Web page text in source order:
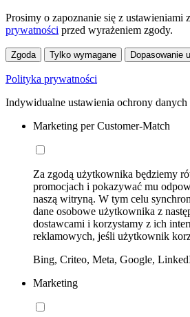
Prosimy o zapoznanie się z ustawieniami
prywatności przed wyrażeniem zgody.
Zgoda Tylko wymagane Dopasowanie
Polityka prywatności
Indywidualne ustawienia ochrony danych
Marketing per Customer-Match
Za zgodą użytkownika będziemy
promocjach i pokazywać mu
naszą witryną. W tym celu
dane osobowe użytkownika z
dostawcami i korzystamy z ich
reklamowych, jeśli użytkownik
Bing, Criteo, Meta, Google,
Marketing